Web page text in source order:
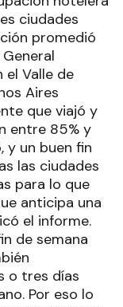
ciudades
promedió
el Valle de
Aires
que viajó y
entre 85% y
y un buen fin
las ciudades
para lo que
anticipa una
el informe.
de semana
o tres días
Por eso lo